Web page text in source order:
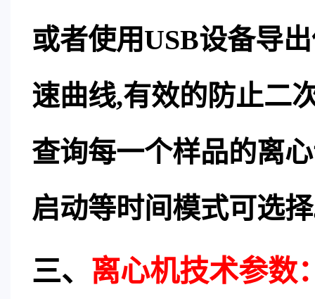
或者使用USB设备导
速曲线,有效的防止二
查询每一个样品的离
启动等时间模式可选
三、 离心机技术参数